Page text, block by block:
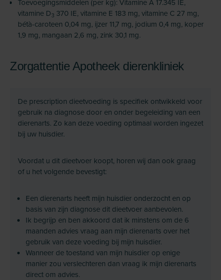
Toevoegingsmiddelen (per kg): Vitamine A 17.345 IE,
vitamine D3 370 IE, vitamine E 183 mg, vitamine C 27 mg,
bétà-caroteen 0,04 mg, ijzer 11,7 mg, jodium 0,4 mg, koper
1,9 mg, mangaan 2,6 mg, zink 30,1 mg.
Zorgattentie Apotheek dierenkliniek
De prescription dieetvoeding is specifiek ontwikkeld voor
gebruik na diagnose door en onder begeleiding van een
dierenarts. Zo kan deze voeding optimaal worden ingezet
bij uw huisdier.
Voordat u dit dieetvoer koopt, horen wij dan ook graag
of u het volgende bevestigt:
Een dierenarts heeft mijn huisdier onderzocht en op
basis van zijn diagnose dit dieetvoer aanbevolen.
Ik begrijp en ben akkoord dat ik minstens om de 6
maanden advies vraag aan mijn dierenarts over het
gebruik van deze voeding bij mijn huisdier.
Wanneer de toestand van mijn huisdier op enige
manier zou verslechteren dan vraag ik mijn dierenarts
direct om advies.